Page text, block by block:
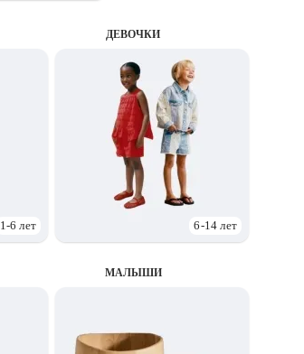
ДЕВОЧКИ
1-6 лет 6-14 лет
МАЛЫШИ